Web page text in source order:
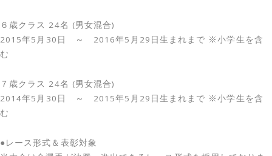
６歳クラス 24名 (男女混合)
2015年5月30日 ～ 2016年5月29日生まれまで ※小学生を含
む
７歳クラス 24名 (男女混合)
2014年5月30日 ～ 2015年5月29日生まれまで ※小学生を含
む
●レース形式＆表彰対象